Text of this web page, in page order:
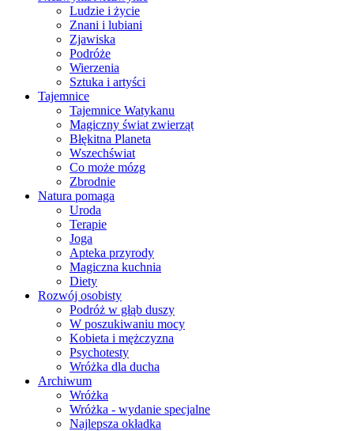
Ludzie i życie
Znani i lubiani
Zjawiska
Podróże
Wierzenia
Sztuka i artyści
Tajemnice
Tajemnice Watykanu
Magiczny świat zwierząt
Błękitna Planeta
Wszechświat
Co może mózg
Zbrodnie
Natura pomaga
Uroda
Terapie
Joga
Apteka przyrody
Magiczna kuchnia
Diety
Rozwój osobisty
Podróż w głąb duszy
W poszukiwaniu mocy
Kobieta i mężczyzna
Psychotesty
Wróżka dla ducha
Archiwum
Wróżka
Wróżka - wydanie specjalne
Najlepsza okładka